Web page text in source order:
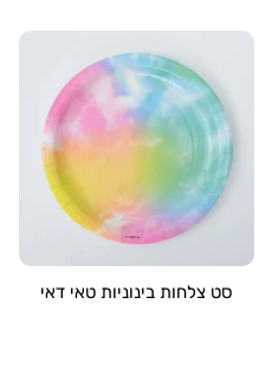
סט צלחות בינוניות טאי דאי